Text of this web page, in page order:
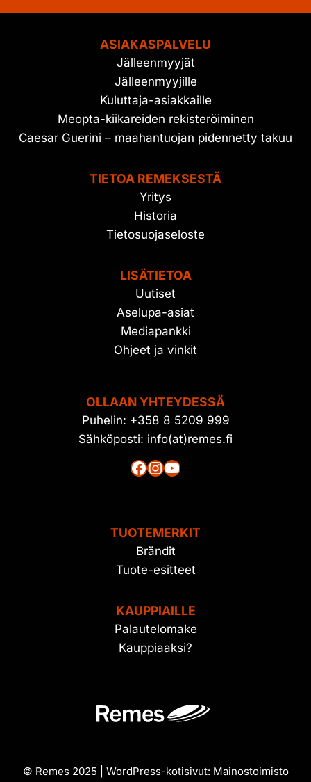
ASIAKASPALVELU
Jälleenmyyjät
Jälleenmyyjille
Kuluttaja-asiakkaille
Meopta-kiikareiden rekisteröiminen
Caesar Guerini – maahantuojan pidennetty takuu
TIETOA REMEKSESTÄ
Yritys
Historia
Tietosuojaseloste
LISÄTIETOA
Uutiset
Aselupa-asiat
Mediapankki
Ohjeet ja vinkit
OLLAAN YHTEYDESSÄ
Puhelin: +358 8 5209 999
Sähköposti: info(at)remes.fi
Facebook
Instagram
YouTube
TUOTEMERKIT
Brändit
Tuote-esitteet
KAUPPIAILLE
Palautelomake
Kauppiaaksi?
© Remes 2025 | WordPress-kotisivut: Mainostoimisto